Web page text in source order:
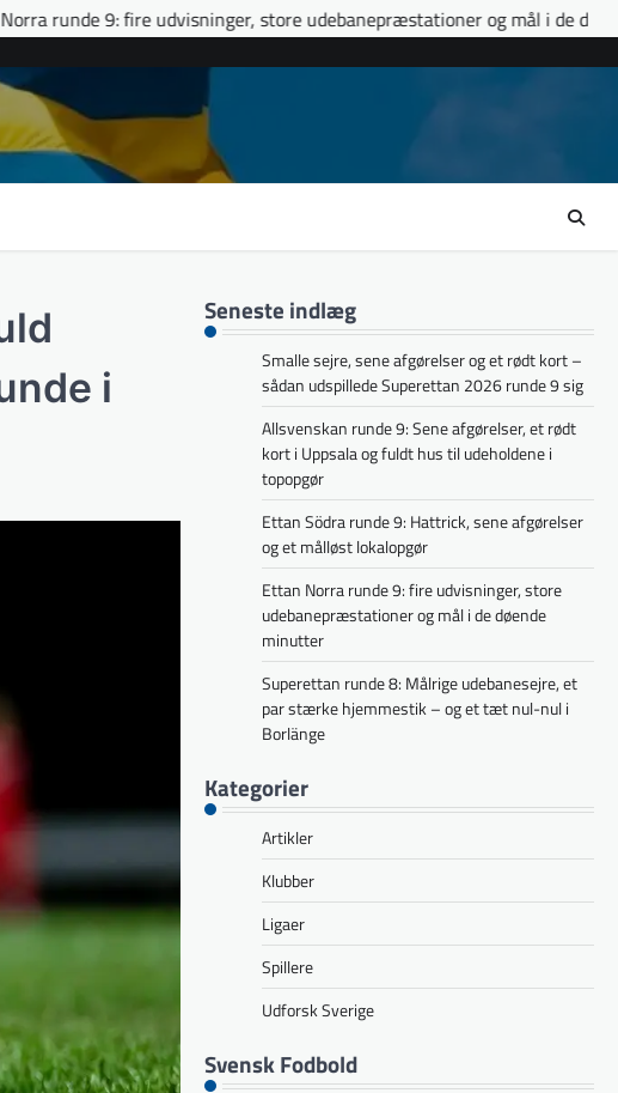
store udebanepræstationer og mål i de døende minutter Ettan
i
Seneste indlæg
Smalle sejre, sene afgørelser og et rødt kort –
sådan udspillede Superettan 2026 runde 9 sig
Allsvenskan runde 9: Sene afgørelser, et rødt
kort i Uppsala og fuldt hus til udeholdene i
topopgør
Ettan Södra runde 9: Hattrick, sene afgørelser
og et målløst lokalopgør
Ettan Norra runde 9: fire udvisninger, store
udebanepræstationer og mål i de døende
minutter
Superettan runde 8: Målrige udebanesejre, et
par stærke hjemmestik – og et tæt nul-nul i
Borlänge
Kategorier
Artikler
Klubber
Ligaer
Spillere
Udforsk Sverige
Svensk Fodbold